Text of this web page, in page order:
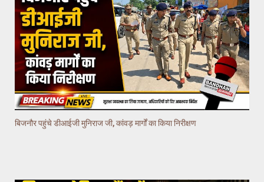
बिजनौर पहुंचे डीआईजी मुनिराज जी, कांवड़ मार्गों का किया निरीक्षण